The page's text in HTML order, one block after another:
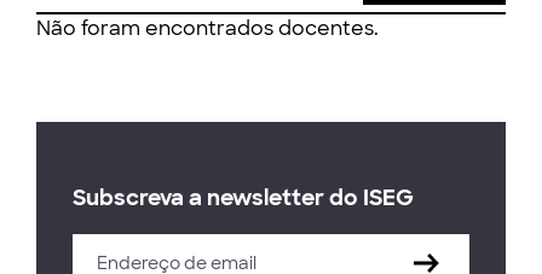
Não foram encontrados docentes.
Subscreva a newsletter do ISEG